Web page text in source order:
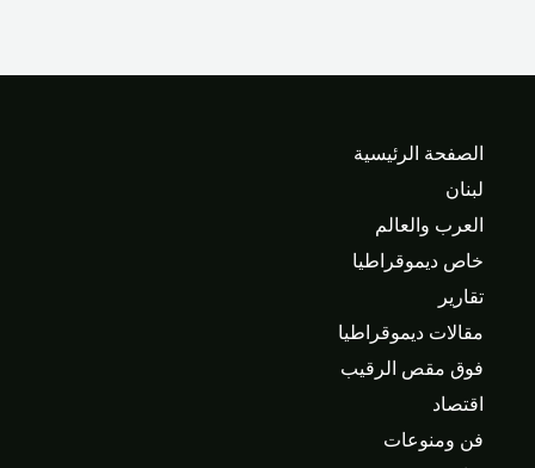
الصفحة الرئيسية
لبنان
العرب والعالم
خاص ديموقراطيا
تقارير
مقالات ديموقراطيا
فوق مقص الرقيب
اقتصاد
فن ومنوعات